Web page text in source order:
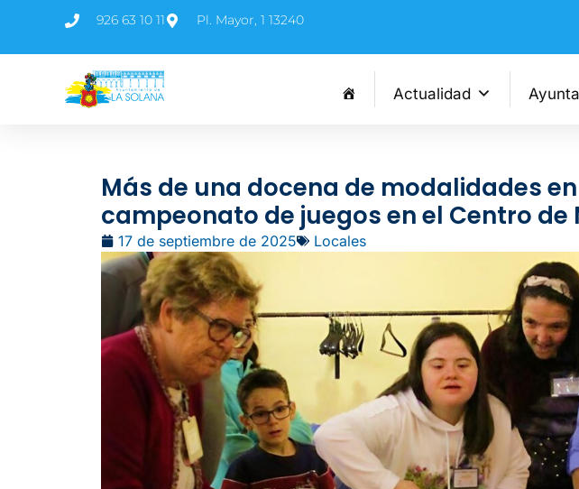
926 63 10 11 Pl. Mayor, 1 13240
Actualidad
Más de una docena de modalidades
campeonato de juegos en el Centro de
17 de septiembre de 2025 Locales